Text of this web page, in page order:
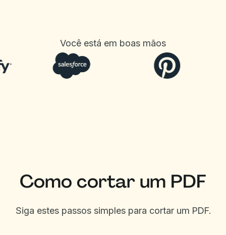
Você está em boas mãos
Como cortar um PDF
Siga estes passos simples para cortar um PDF.